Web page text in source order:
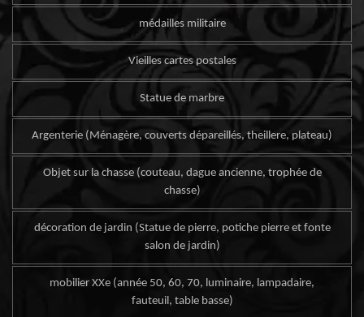
médailles militaire
Vieilles cartes postales
Statue de marbre
Argenterie (Ménagère, couverts dépareillés, theillere, plateau)
Objet sur la chasse (couteau, dague ancienne, trophée de
chasse)
décoration de jardin (Statue de pierre, potiche pierre et fonte
salon de jardin)
mobilier XXe (année 50, 60, 70, luminaire, lampadaire,
fauteuil, table basse)